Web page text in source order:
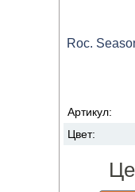
Roc.
Артикул:
Цвет: